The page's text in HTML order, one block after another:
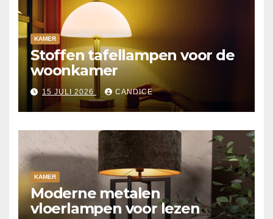
KAMER
Stoffen tafellampen voor de
woonkamer
15 JULI 2026 CANDICE
KAMER
Moderne metalen
vloerlampen voor lezen